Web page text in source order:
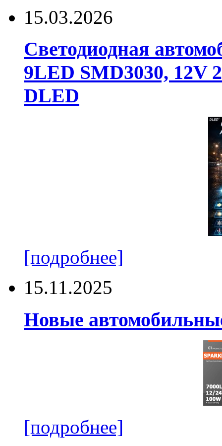
15.03.2026
Светодиодная
9LED SMD3030, 12V
DLED
[подробнее]
15.11.2025
Новые
[подробнее]